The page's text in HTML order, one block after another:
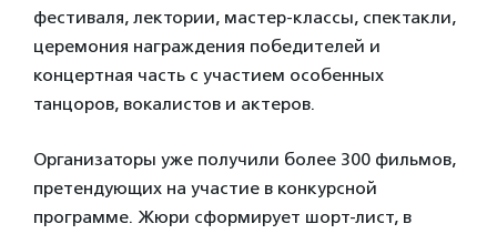
фестиваля, лектории, мастер-классы, спектакли,
церемония награждения победителей и
концертная часть с участием особенных
танцоров, вокалистов и актеров.
Организаторы уже получили более 300 фильмов,
претендующих на участие в конкурсной
программе. Жюри сформирует шорт-лист, в